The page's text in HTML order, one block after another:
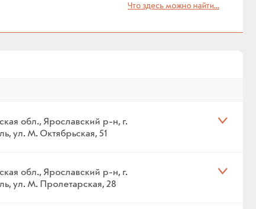
Что здесь можно найти...
обл., Ярославский р-н, г.
ул. М. Октябрьская, 51
обл., Ярославский р-н, г.
ул. М. Пролетарская, 28